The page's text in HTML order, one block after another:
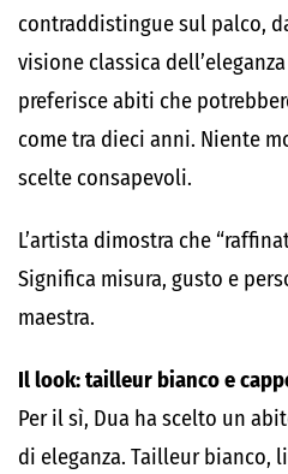
contraddistingue sul palco,
visione classica
preferisce abiti che
come tra dieci anni. Niente
scelte consapevoli.
L’artista dimostra che
Significa misura, gusto e
maestra.
Il look: tailleur bianco e
Per il sì, Dua ha scelto un
di eleganza. Tailleur bianco,